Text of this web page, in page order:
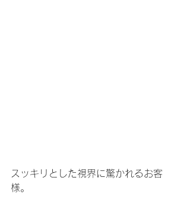
スッキリとした視界に驚かれるお客
様。